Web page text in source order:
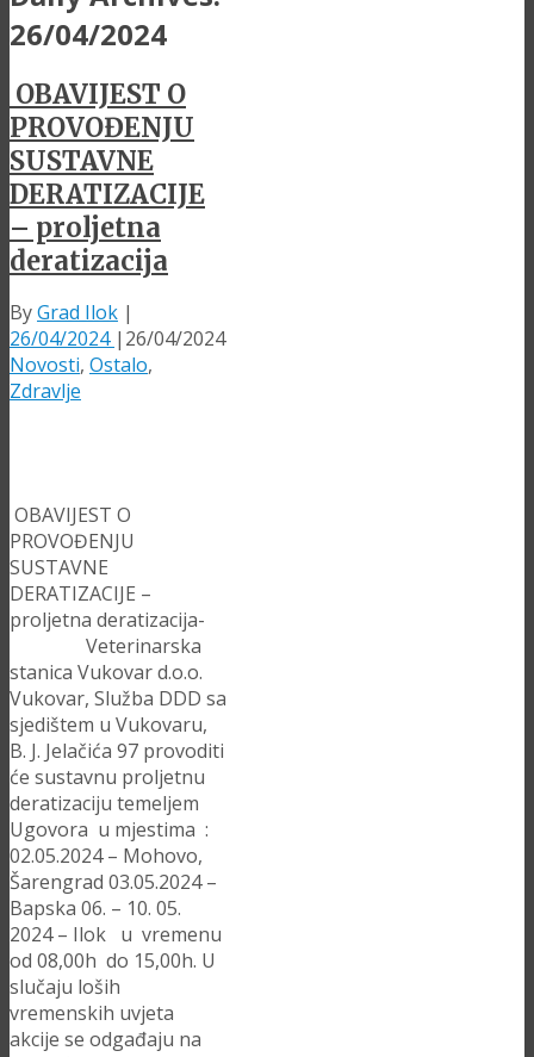
26/04/2024
OBAVIJEST O
PROVOĐENJU
SUSTAVNE
DERATIZACIJE
– proljetna
deratizacija
ByGrad Ilok |
26/04/2024 | 26/04/2024
Novosti, Ostalo,
Zdravlje
OBAVIJEST O
PROVOĐENJU
SUSTAVNE
DERATIZACIJE –
proljetna deratizacija-
Veterinarska
stanica Vukovar d.o.o.
Vukovar, Služba DDD sa
sjedištem u Vukovaru,
B. J. Jelačića 97 provoditi
će sustavnu proljetnu
deratizaciju temeljem
Ugovora u mjestima :
02.05.2024 – Mohovo,
Šarengrad 03.05.2024 –
Bapska 06. – 10. 05.
2024 – Ilok u vremenu
od 08,00h do 15,00h. U
slučaju loših
vremenskih uvjeta
akcije se odgađaju na